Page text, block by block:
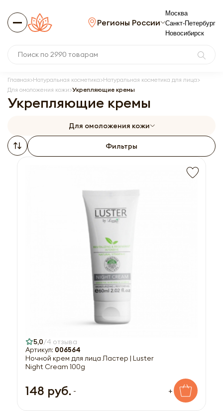
Регионы России
Москва
Санкт-Петербург
Новосибирск
Главная Натуральная косметика Натуральная косметика для лица
Для омоложения кожи Укрепляющие кремы
Укрепляющие кремы
Для омоложения кожи
Фильтры
5,0 4 отзыва
Артикул: 006564
Ночной крем для лица Ластер | Luster
Night Cream 100g
148 руб. - +